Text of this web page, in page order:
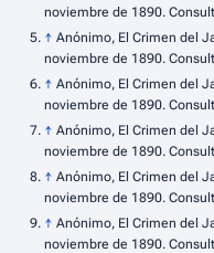
noviembre de 1890.
↑ Anónimo, El Crimen del
noviembre de 1890.
↑ Anónimo, El Crimen del
noviembre de 1890.
↑ Anónimo, El Crimen del
noviembre de 1890.
↑ Anónimo, El Crimen del
noviembre de 1890.
↑ Anónimo, El Crimen del
noviembre de 1890.